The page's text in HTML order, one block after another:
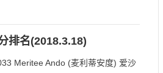
排名(2018.3.18)
Meritee Ando (麦利蒂安度) 爱沙